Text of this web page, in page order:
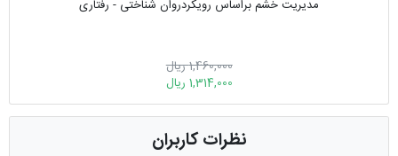
مدیریت خشم براساس رویکردروان شناختی - رفتاری
1,460,000 ریال
1,314,000 ریال
نظرات کاربران